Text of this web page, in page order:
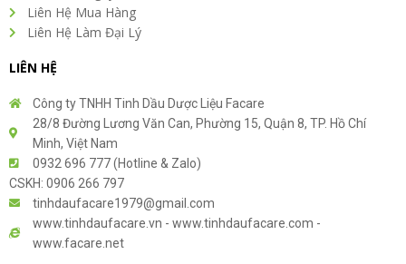
Liên Hệ Mua Hàng
Liên Hệ Làm Đại Lý
LIÊN HỆ
Công ty TNHH Tinh Dầu Dược Liệu Facare
28/8 Đường Lương Văn Can, Phường 15, Quận 8, TP. Hồ Chí
Minh, Việt Nam
0932 696 777 (Hotline & Zalo)
CSKH: 0906 266 797
tinhdaufacare1979@gmail.com
www.tinhdaufacare.vn - www.tinhdaufacare.com -
www.facare.net